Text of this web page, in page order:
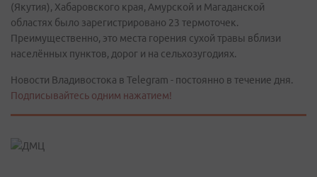
(Якутия), Хабаровского края, Амурской и Магаданской
областях было зарегистрировано 23 термоточек.
Преимущественно, это места горения сухой травы вблизи
населённых пунктов, дорог и на сельхозугодиях.
Новости Владивостока в Telegram - постоянно в течение дня.
Подписывайтесь одним нажатием!